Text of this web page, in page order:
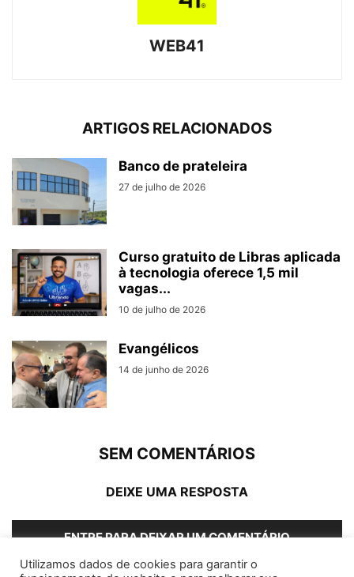
WEB41
ARTIGOS RELACIONADOS
Banco de prateleira
27 de julho de 2026
Curso gratuito de Libras aplicada
à tecnologia oferece 1,5 mil
vagas...
10 de julho de 2026
Evangélicos
14 de junho de 2026
SEM COMENTÁRIOS
DEIXE UMA RESPOSTA
ENTRE PARA DEIXAR UM COMENTÁRIO
Utilizamos dados de cookies para garantir o